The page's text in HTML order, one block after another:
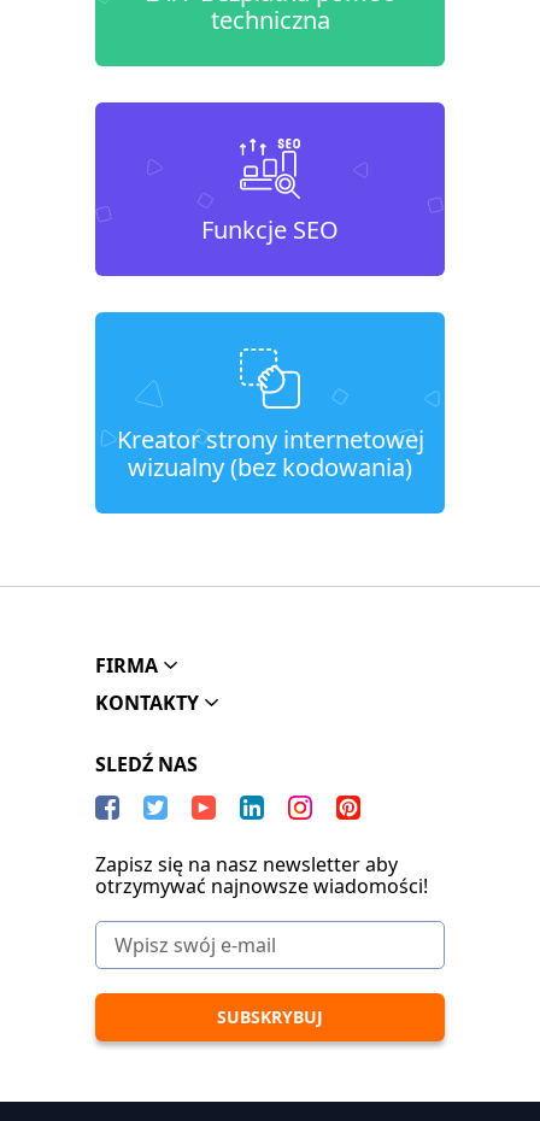
techniczna
Funkcje SEO
Kreator strony internetowej
wizualny (bez kodowania)
FIRMA
KONTAKTY
SLEDŹ NAS
Zapisz się na nasz newsletter aby
otrzymywać najnowsze wiadomości!